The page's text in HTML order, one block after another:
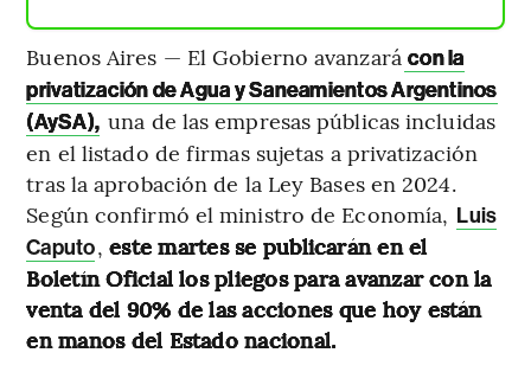
Buenos Aires — El Gobierno avanzará con la
privatización de Agua y Saneamientos Argentinos
(AySA), una de las empresas públicas incluidas
en el listado de firmas sujetas a privatización
tras la aprobación de la Ley Bases en 2024.
Según confirmó el ministro de Economía, Luis
Caputo,este martes se publicarán en el
Boletín Oficial los pliegos para avanzar con la
venta del 90% de las acciones que hoy están
en manos del Estado nacional.